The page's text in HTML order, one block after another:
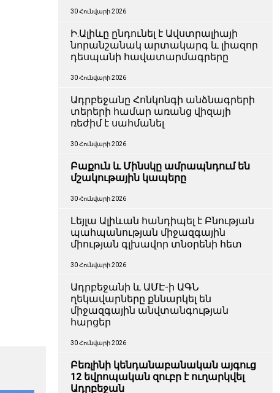
30 Հունվարի 2026
Ի.Ալիևը ընդունել է Ավստրալիայի
նորանշանակ արտակարգ և լիազոր
դեսպանի հավատարմագրերը
30 Հունվարի 2026
Ադրբեջանը Հոնկոնգի անձնագրերի
տերերի համար առանց վիզայի
ռեժիմ է սահմանել
30 Հունվարի 2026
Բաքուն և Մինսկը ամրապնդում են
մշակութային կապերը
30 Հունվարի 2026
Լեյլա Ալիևան հանդիպել է Բնության
պահպանության միջազգային
միության գլխավոր տնօրենի հետ
30 Հունվարի 2026
Ադրբեջանի և ԱՄԷ-ի ԱԳՆ
ղեկավարները քննարկել են
միջազգային անվտանգության
հարցեր
30 Հունվարի 2026
Բեռլինի կենդանաբանական այգուց
12 եվրոպական զուբր է ուղարկվել
Ադրբեջան